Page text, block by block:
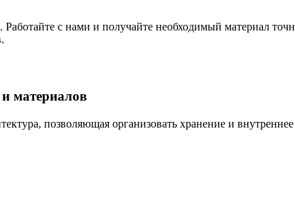
Работайте с нами и получайте необходимый материал
материалов
позволяющая организовать хранение и